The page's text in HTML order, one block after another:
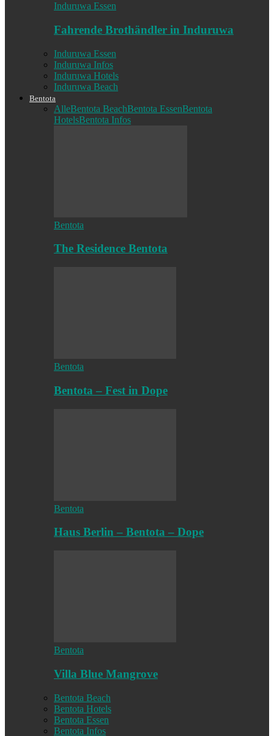
Induruwa Essen
Fahrende Brothändler in Induruwa
Induruwa Essen
Induruwa Infos
Induruwa Hotels
Induruwa Beach
Bentota
AlleBentota BeachBentota EssenBentota
HotelsBentota Infos
Bentota
The Residence Bentota
Bentota
Bentota – Fest in Dope
Bentota
Haus Berlin – Bentota – Dope
Bentota
Villa Blue Mangrove
Bentota Beach
Bentota Hotels
Bentota Essen
Bentota Infos